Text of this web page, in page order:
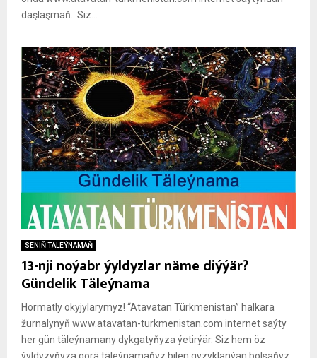
daşlaşmaň. Siz...
SENIŇ TÄLEÝNAMAŇ
13-nji noýabr ýyldyzlar näme diýýär?
Gündelik Täleýnama
Hormatly okyjylarymyz! “Atavatan Türkmenistan” halkara
žurnalynyň www.atavatan-turkmenistan.com internet saýty
her gün täleýnamany dykgatyňyza ýetirýär. Siz hem öz
ýyldyzyňyza görä täleýnamaňyz bilen gyzyklanýan bolsaňyz,